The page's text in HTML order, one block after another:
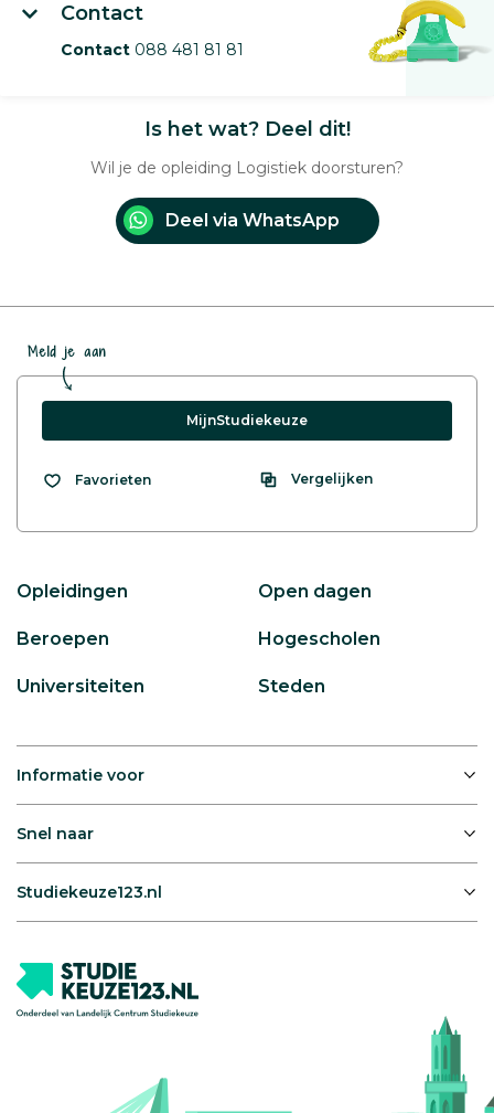
Contact
Contact 088 481 81 81
Is het wat? Deel dit!
Wil je de opleiding Logistiek doorsturen?
Deel via WhatsApp
Meld je aan
MijnStudiekeuze
Favorieten Vergelijken
Opleidingen Open dagen
Beroepen Hogescholen
Universiteiten Steden
Informatie voor
Snel naar
Studiekeuze123.nl